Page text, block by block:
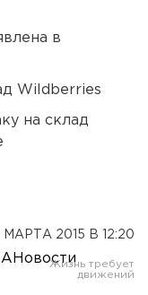
в
Wildberries
на склад
МАРТА 2015 В 12:20